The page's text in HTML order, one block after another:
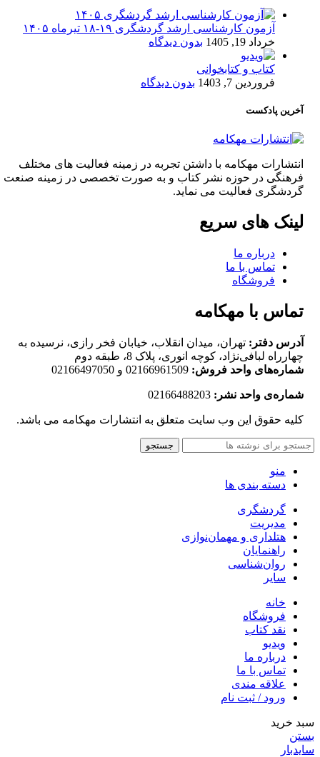
آزمون کارشناسی ارشد گردشگری ۱۹-۱۸ تیرماه ۱۴۰۵
خرداد 19, 1405
بدون دیدگاه
کتاب و کتابخوانی
فروردین 7, 1403
بدون دیدگاه
آخرین پادکست
انتشارات مهکامه با داشتن تجربه در زمینه فعالیت های مختلف
فرهنگی در حوزه نشر کتاب و به صورت تخصصی در زمینه صنعت
گردشگری فعالیت می نماید.
لینک های سریع
درباره ما
تماس با ما
فروشگاه
تماس با مهکامه
آدرس دفتر: تهران، میدان انقلاب، خیابان فخر رازی، نرسیده به
چهارراه لبافی‌نژاد، کوچه انوری، پلاک 8، طبقه دوم
شماره‌های واحد فروش: 02166961509 و 02166497050
شماره‌‌ی واحد نشر:
کلیه حقوق این وب سایت متعلق به انتشارات مهکامه می باشد.
جستجو
منو
دسته بندی ها
گردشگری
مدیریت
هتلداری و مهمان‌نوازی
راهنمایان
روان‌شناسی
سایر
خانه
فروشگاه
نقد کتاب
ویدیو
درباره‌ ما
تماس با ما
علاقه مندی
ورود / ثبت نام
سبد خرید
بستن
سایدبار